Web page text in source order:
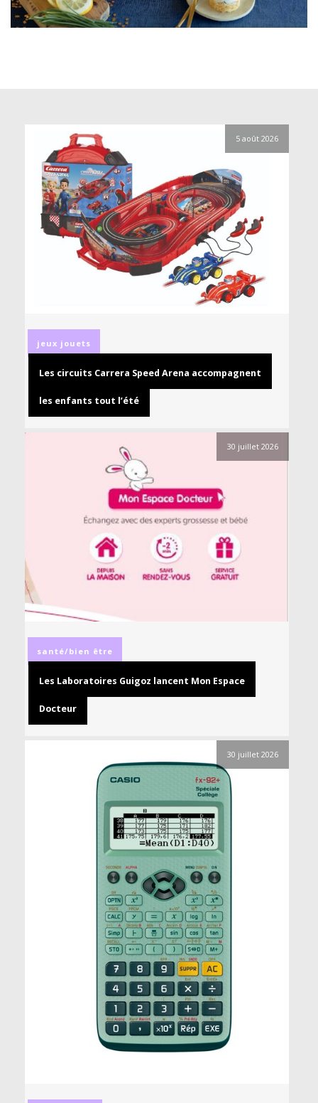
5 août 2026
jeux jouets
Les circuits Carrera Speed Arena accompagnent
les enfants tout l’été
30 juillet 2026
santé/bien être
Les Laboratoires Guigoz lancent Mon Espace
Docteur
30 juillet 2026